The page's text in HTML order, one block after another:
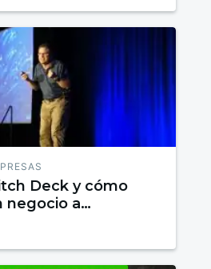
Deck y cómo
negocio a